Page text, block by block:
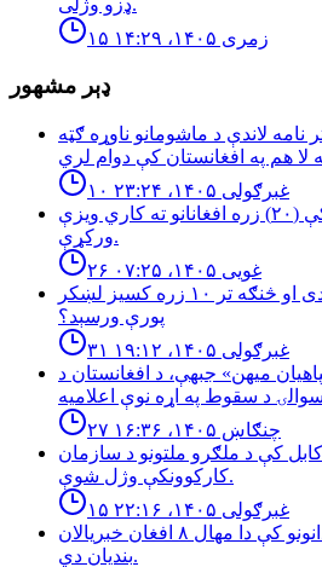
ډزو وژلی.
۱۵ زمری ۱۴۰۵، ۱۴:۲۹
ډېر مشهور
نامه لاندې د ماشومانو ناوړه ګټه
۱۰ غبرګولی ۱۴۰۵، ۲۳:۲۴
تركيې د مالدارۍ په برخه كې (٢٠) زره افغانانو ته كاري ويزې
وركړې.
۲۶ غویی ۱۴۰۵، ۰۷:۲۵
جمعه خان فاتح څوک دی او څنګه تر ۱۰ زره کسیز لښکر
پورې ورسېد؟
۳۱ غبرګولی ۱۴۰۵، ۱۹:۱۲
میهن» جبهې، د افغانستان د
۲۷ چنګاښ ۱۴۰۵، ۱۶:۳۶
کې د ملګرو ملتونو د سازمان
کارکوونکې وژل شوې.
۱۵ غبرګولی ۱۴۰۵، ۲۲:۱۶
امسو: د طالبانو په زندانونو كې دا مهال ٨ افغان خبريالان
بنديان دي.